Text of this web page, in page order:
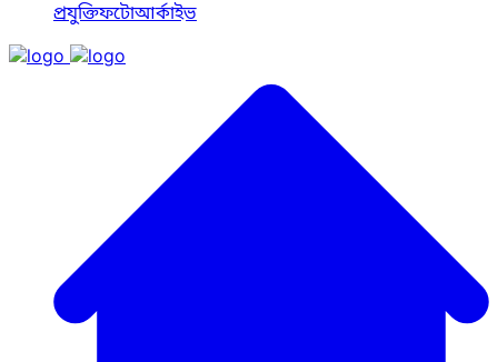
প্রযুক্তিফটোআর্কাইভ